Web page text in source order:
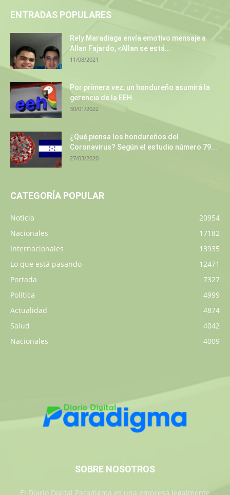
ENTRADAS POPULARES
Rely Maradiaga envía emotivo mensaje a
Allan Fajardo, «Allan se está...
11/08/2021
Por primera vez, un hondureño asumirá la
gerencia de la EEH
30/01/2022
¿Qué piensa los hondureños del
Coronavirus? Según el estudio número 79...
27/03/2020
CATEGORÍA POPULAR
Noticia
20954
Nacionales
17182
Internacionales
13935
Lo que está pasando
12471
Portada
7327
Política
4999
Actualidad
4874
Salud
4042
Nacionales
4009
SOBRE NOSOTROS
El Diario Digital Paradigma es una empresa legalmente